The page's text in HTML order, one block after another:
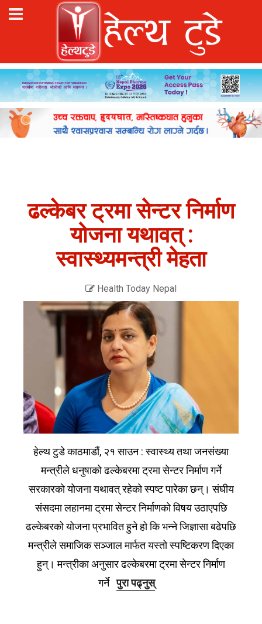
ढल्केबर ट्रमा सेन्टर निर्माण
योजना यथावत् :
स्वास्थ्यमन्त्री मेहता
Health Today Nepal
हेल्थ टुडे काठमाडौं, २१ साउन : स्वास्थ्य तथा जनसंख्या
मन्त्रीले धनुषाको ढल्केबरमा ट्रमा सेन्टर निर्माण गर्ने
सरकारको योजना यथावत् रहेको स्पष्ट पारेका छन्। संघीय
संसदमा लहानमा ट्रमा सेन्टर निर्माणको विषय उठाएपछि
ढल्केबरको योजना प्रभावित हुने हो कि भन्ने जिज्ञासा बढेपछि
मन्त्रीले समाजिक सञ्जाल मार्फत यस्तो स्पष्टिकरण दिएका
हुन्। मन्त्रीका अनुसार ढल्केबरमा ट्रमा सेन्टर निर्माण
गर्नेपुरा पढ्नुस्